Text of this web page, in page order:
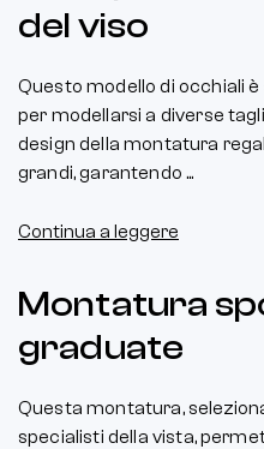
del viso
Questo modello di occhiali
per modellarsi a diverse
design della montatura
grandi, garantendo ...
Continua a leggere
Montatura
graduate
Questa montatura,
specialisti della vista,